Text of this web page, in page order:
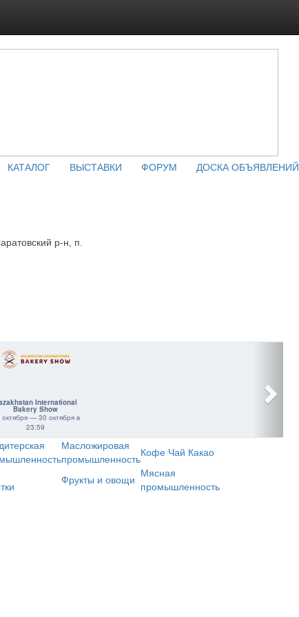
КАТАЛОГ ВЫСТАВКИ ФОРУМ ДОСКА ОБЪЯВЛЕНИЙ
р-н, п.
International
Bakery Show
октября — 30 октября в
23:59
Масложировая
промышленностьКофе Чай Какао
Фрукты и овощи Мясная
промышленность